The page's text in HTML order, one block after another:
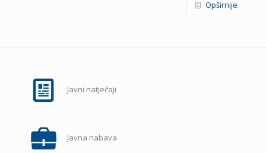
Opširnije
Javni natječaji
Javna nabava